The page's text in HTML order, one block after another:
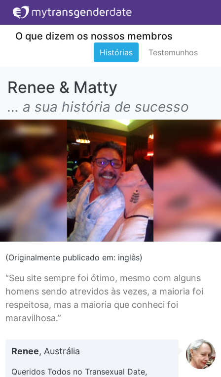
O que dizem os nossos membros
Histórias Testemunhos
Renee & Matty
… a sua história de sucesso
(Originalmente publicado em: inglês)
“Seu site sempre foi ótimo, mesmo com alguns
homens sendo atrevidos às vezes, a maioria foi
respeitosa, mas a maioria que conheci foi
maravilhosa.”
Renee, Austrália
Queridos Todos no Transexual Date,